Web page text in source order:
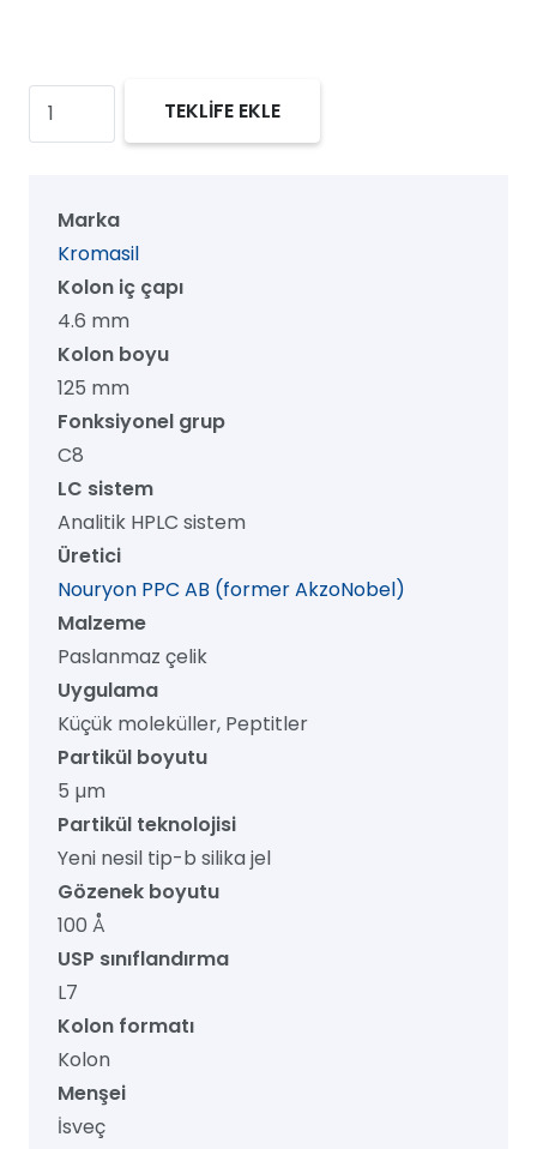
Kromasil
100
Kolon,
µm,
mm
mm,
1/pk
adet
TEKLİFE EKLE
Marka
Kromasil
Kolon iç çapı
4.6 mm
Kolon boyu
125 mm
Fonksiyonel grup
C8
LC sistem
Analitik HPLC sistem
Üretici
Nouryon PPC AB (former AkzoNobel)
Malzeme
Paslanmaz çelik
Uygulama
Küçük moleküller, Peptitler
Partikül boyutu
5 µm
Partikül teknolojisi
Yeni nesil tip-b silika jel
Gözenek boyutu
100 Å
USP sınıflandırma
L7
Kolon formatı
Kolon
Menşei
İsveç